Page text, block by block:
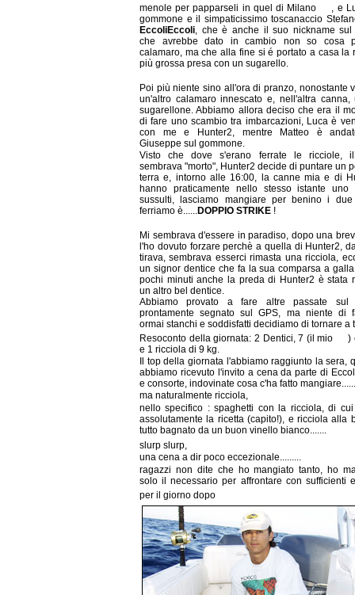
menole per papparseli in quel di Milano
, e
gommone e il simpaticissimo toscanaccio
EccoliEccoli, che è anche il suo nickname sul
che avrebbe dato in cambio non so cosa
calamaro, ma che alla fine si é portato a casa la
più grossa presa con un sugarello.
Poi più niente sino all'ora di pranzo, nonostante
un'altro calamaro innescato e, nell'altra canna,
sugarellone. Abbiamo allora deciso che era il
di fare uno scambio tra imbarcazioni, Luca è
con me e Hunter2, mentre Matteo è
Giuseppe sul gommone.
Visto che dove s'erano ferrate le ricciole,
sembrava "morto", Hunter2 decide di puntare un
terra e, intorno alle 16:00, la canne mia e di
hanno praticamente nello stesso istante
sussulti, lasciamo mangiare per benino i due
ferriamo è......DOPPIO STRIKE !
Mi sembrava d'essere in paradiso, dopo una
l'ho dovuto forzare perchè a quella di Hunter2,
tirava, sembrava esserci rimasta una ricciola,
un signor dentice che fa la sua comparsa a
pochi minuti anche la preda di Hunter2 è stata
un altro bel dentice.
Abbiamo provato a fare altre passate sul
prontamente segnato sul GPS, ma niente di
ormai stanchi e soddisfatti decidiamo di tornare a
Resoconto della giornata: 2 Dentici, 7 (il mio
)
e 1 ricciola di 9 kg.
Il top della giornata l'abbiamo raggiunto la sera,
abbiamo ricevuto l'invito a cena da parte di
e consorte, indovinate cosa c'ha fatto mangiare......
ma naturalmente ricciola,
nello specifico : spaghetti con la ricciola, di
assolutamente la ricetta (capito!), e ricciola alla
tutto bagnato da un buon vinello bianco.......
slurp slurp,
una cena a dir poco eccezionale.........
ragazzi non dite che ho mangiato tanto, ho
solo il necessario per affrontare con sufficienti
per il giorno dopo